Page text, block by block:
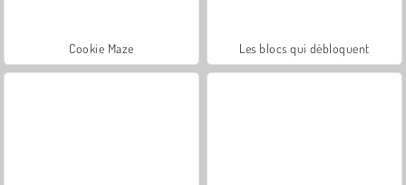
Cookie Maze Les blocs qui débloquent